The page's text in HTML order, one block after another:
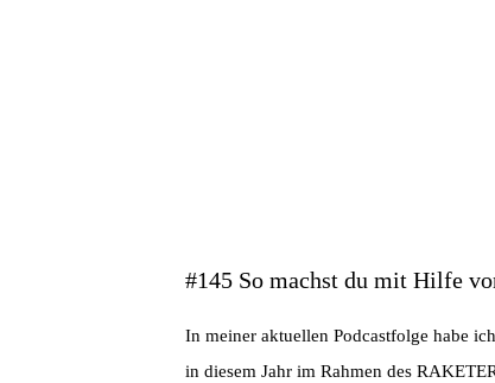
#145 So machst du mit Hilfe
In meiner aktuellen Podcastfolge habe
in diesem Jahr im Rahmen des